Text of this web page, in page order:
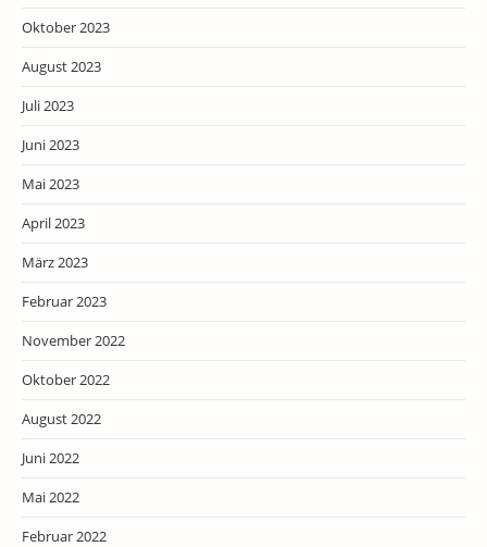
Oktober 2023
August 2023
Juli 2023
Juni 2023
Mai 2023
April 2023
März 2023
Februar 2023
November 2022
Oktober 2022
August 2022
Juni 2022
Mai 2022
Februar 2022